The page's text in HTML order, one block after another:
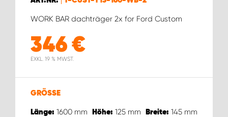
WORK BAR dachträger 2x for Ford Custom
346 €
EXKL. 19 % MWST.
GRÖSSE
Länge: 1600 mm Höhe: 125 mm Breite: 145 mm